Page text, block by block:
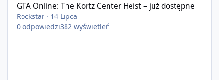
GTA Online: The Kortz Center Heist – już dostępne
Rockstar · 14 Lipca
0 odpowiedzi382 wyświetleń